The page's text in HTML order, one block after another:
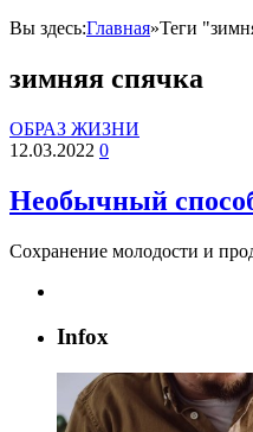
Вы здесь:Главная»Теги
зимняя спячка
ОБРАЗ ЖИЗНИ
12.03.2022 0
Необычный
Сохранение молодости и
Infox